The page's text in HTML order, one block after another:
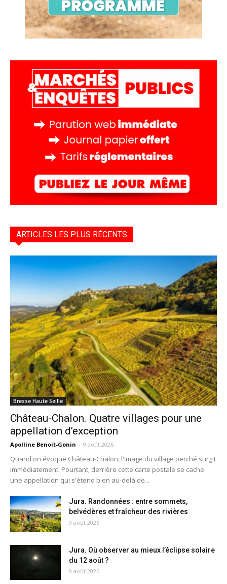
ARTICLES LES PLUS RÉCENTS
Bresse Haute Seille
Château-Chalon. Quatre villages pour une
appellation d’exception
Apolline Benoit-Gonin - 9 août 2026
Quand on évoque Château-Chalon, l'image du village perché surgit
immédiatement. Pourtant, derrière cette carte postale se cache
une appellation qui s'étend bien au-delà de...
Jura. Randonnées : entre sommets,
belvédères et fraîcheur des rivières
9 août 2026
Jura. Où observer au mieux l’éclipse solaire
du 12 août ?
9 août 2026